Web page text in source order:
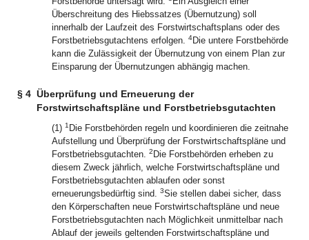
Überschreitung des Hiebssatzes (Übernutzung) soll
innerhalb der Laufzeit des Forstwirtschaftsplans oder des
Forstbetriebsgutachtens erfolgen. 4Die untere Forstbehörde
kann die Zulässigkeit der Übernutzung von einem Plan zur
Einsparung der Übernutzungen abhängig machen.
§ 4 Überprüfung und Erneuerung der
Forstwirtschaftspläne und Forstbetriebsgutachten
(1) 1 Die Forstbehörden regeln und koordinieren die zeitnahe
Aufstellung und Überprüfung der Forstwirtschaftspläne und
Forstbetriebsgutachten. 2 Die Forstbehörden erheben zu
diesem Zweck jährlich, welche Forstwirtschaftspläne und
Forstbetriebsgutachten ablaufen oder sonst
erneuerungsbedürftig sind. 3Sie stellen dabei sicher, dass
den Körperschaften neue Forstwirtschaftspläne und neue
Forstbetriebsgutachten nach Möglichkeit unmittelbar nach
Ablauf der jeweils geltenden Forstwirtschaftspläne und